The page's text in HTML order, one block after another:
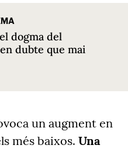
dogma del
dubte que mai
un augment en
més baixos. Una